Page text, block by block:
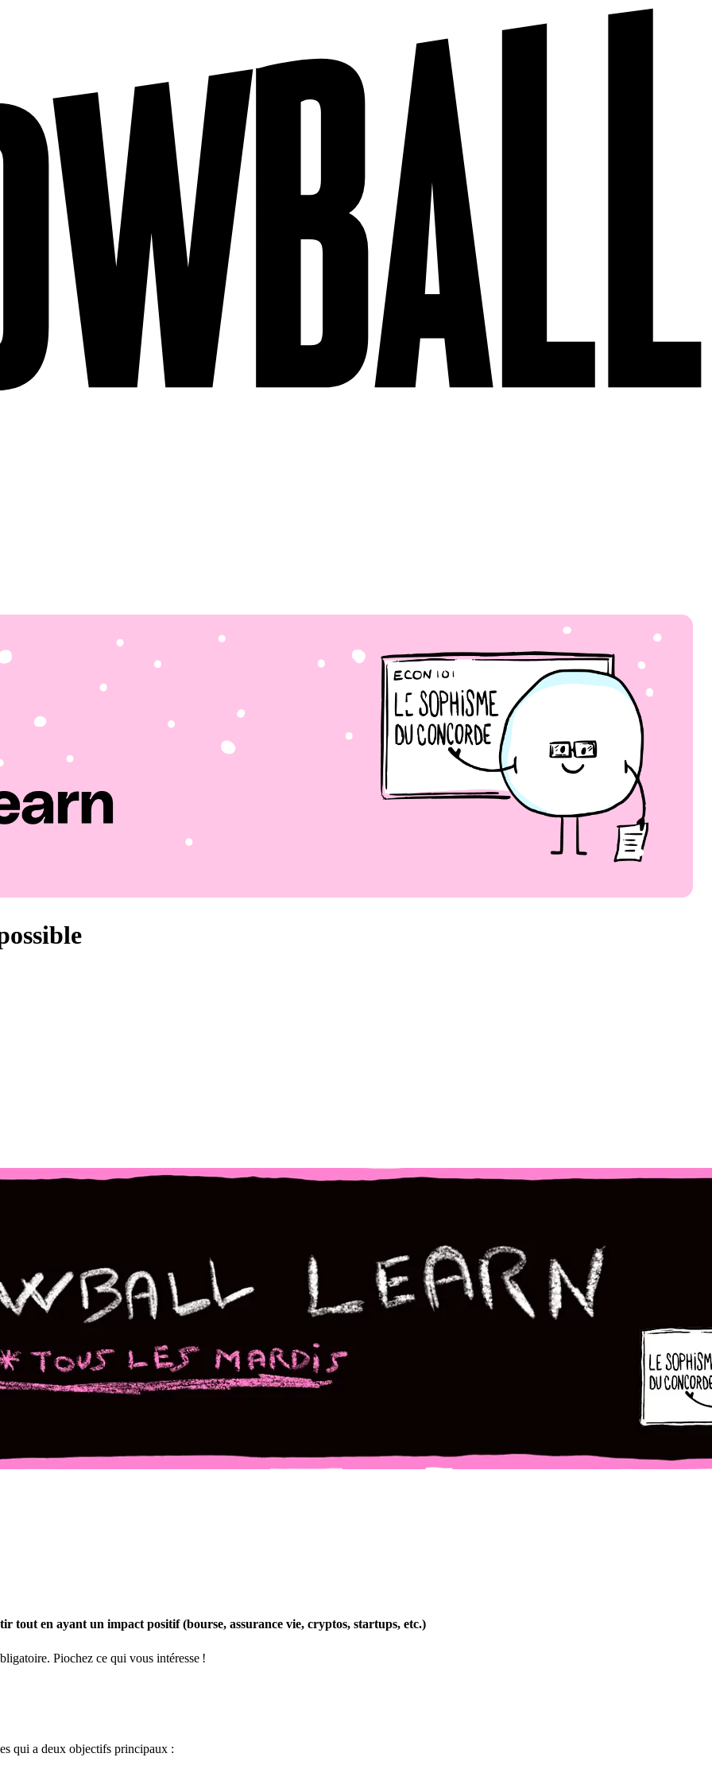
tout en ayant un impact positif (bourse, assurance vie, cryptos, startups, etc.)
Piochez ce qui vous intéresse !
qui a deux objectifs principaux :